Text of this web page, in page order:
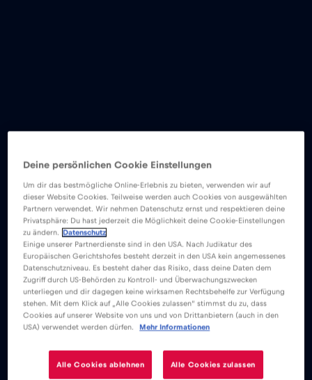
Deine persönlichen Cookie Einstellungen
Um dir das bestmögliche Online-Erlebnis zu bieten, verwenden wir auf
dieser Website Cookies. Teilweise werden auch Cookies von ausgewählten
Partnern verwendet. Wir nehmen Datenschutz ernst und respektieren deine
Privatsphäre: Du hast jederzeit die Möglichkeit deine Cookie-Einstellungen
zu ändern.
Datenschutz
Einige unserer Partnerdienste sind in den USA. Nach Judikatur des
Europäischen Gerichtshofes besteht derzeit in den USA kein angemessenes
Datenschutzniveau. Es besteht daher das Risiko, dass deine Daten dem
Zugriff durch US-Behörden zu Kontroll- und Überwachungszwecken
unterliegen und dir dagegen keine wirksamen Rechtsbehelfe zur Verfügung
stehen. Mit dem Klick auf „Alle Cookies zulassen“ stimmst du zu, dass
Cookies auf unserer Website von uns und von Drittanbietern (auch in den
USA) verwendet werden dürfen.
Mehr Informationen
Alle Cookies ablehnen Alle Cookies zulassen